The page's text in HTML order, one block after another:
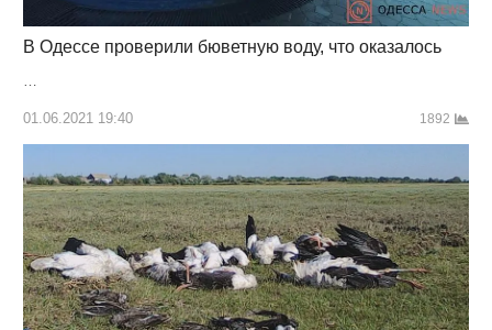
В Одессе проверили бюветную воду, что оказалось
01.06.2021 19:40 1892